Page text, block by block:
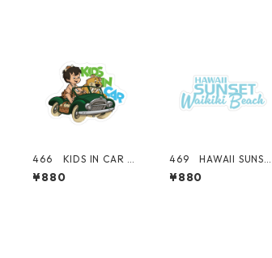
466 KIDS IN CAR bo
y 男の子 "California
Market Center" ア
¥880
469 HAWAII SUNSET
シリーズ！ WAIKIKI
BEACH ロゴ 【ブル
¥880